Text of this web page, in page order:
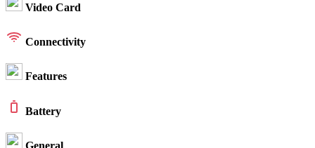
Video Card
Connectivity
Features
Battery
General